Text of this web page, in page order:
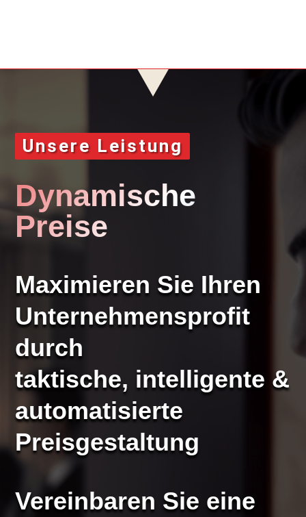
Unsere Leistung
Dynamische
Preise
Maximieren Sie Ihren
Unternehmensprofit
durch
taktische, intelligente &
automatisierte
Preisgestaltung
Vereinbaren Sie eine